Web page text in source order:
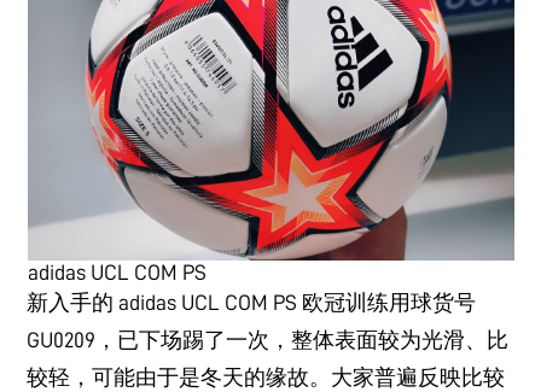
adidas UCL COM PS
新入手的 adidas UCL COM PS 欧冠训练用球货号
GU0209，已下场踢了一次，整体表面较为光滑、比
较轻，可能由于是冬天的缘故。大家普遍反映比较